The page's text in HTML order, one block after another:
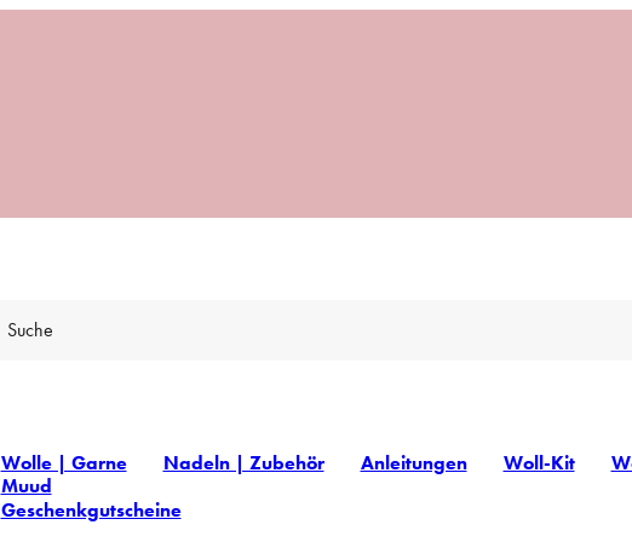
Wolle | Garne Nadeln | Zubehör Anleitungen Woll-Kit
Muud
Geschenkgutscheine